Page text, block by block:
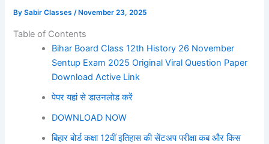
BySabir Classes/ November 23, 2025
Table of Contents
Bihar Board Class 12th History 26 November
Sentup Exam 2025 Original Viral Question Paper
Download Active Link
पेपर यहां से डाउनलोड करें
DOWNLOAD NOW
बिहार बोर्ड कक्षा 12वीं इतिहास की सेंटअप परीक्षा कब और किस